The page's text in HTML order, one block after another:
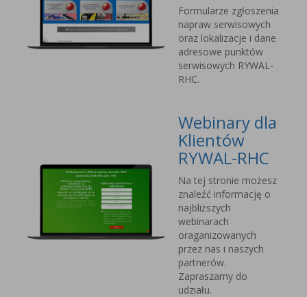
Formularze zgłoszenia
napraw serwisowych
oraz lokalizacje i dane
adresowe punktów
serwisowych RYWAL-
RHC.
Webinary dla
Klientów
RYWAL-RHC
Na tej stronie możesz
znaleźć informację o
najbliższych
webinarach
oraganizowanych
przez nas i naszych
partnerów.
Zapraszamy do
udziału.